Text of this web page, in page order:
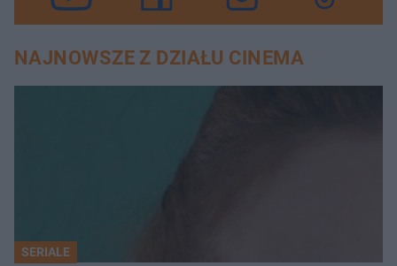
NAJNOWSZE Z DZIAŁU CINEMA
SERIALE